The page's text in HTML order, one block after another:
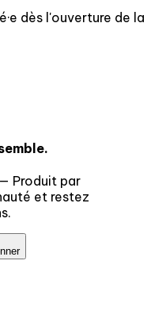
dès l'ouverture de la
Produit par
et restez